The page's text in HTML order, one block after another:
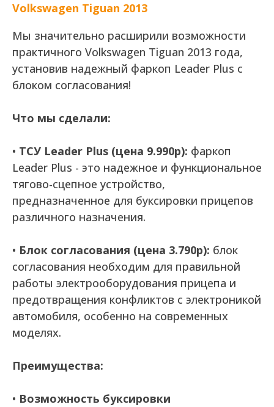
Volkswagen Tiguan 2013
Мы значительно расширили возможности
практичного Volkswagen Tiguan 2013 года,
установив надежный фаркоп Leader Plus с
блоком согласования!
Что мы сделали:
• ТСУ Leader Plus (цена 9.990р): фаркоп
Leader Plus - это надежное и функциональное
тягово-сцепное устройство,
предназначенное для буксировки прицепов
различного назначения.
• Блок согласования (цена 3.790р): блок
согласования необходим для правильной
работы электрооборудования прицепа и
предотвращения конфликтов с электроникой
автомобиля, особенно на современных
моделях.
Преимущества:
• Возможность буксировки